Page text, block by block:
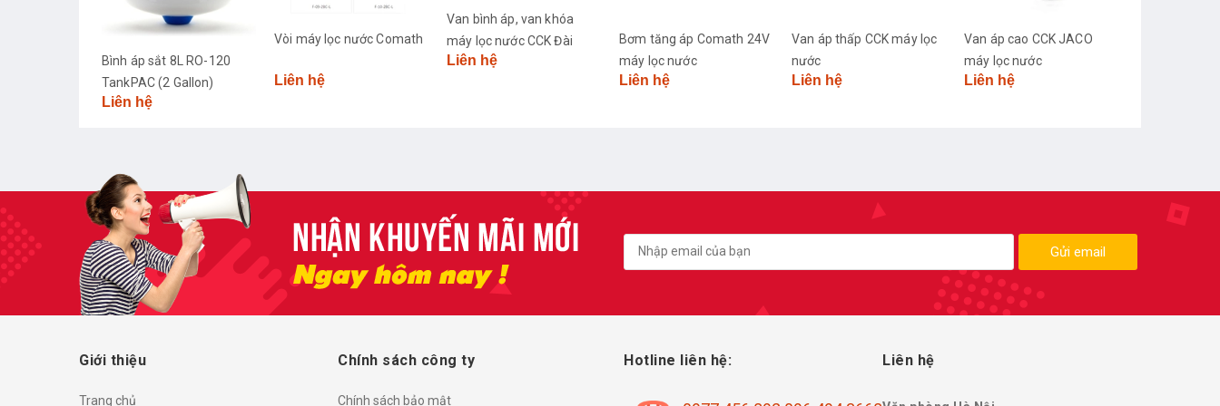
Vòi máy lọc nước Comath
Liên hệ
máy lọc nước CCK Đài
Bơm tăng áp Comath 24V
máy lọc nước
Van áp thấp CCK máy lọc
nước
Liên hệ
Van áp cao CCK JACO
máy lọc nước
Liên hệ
Van điện từ 36v máy lọc
nước
Liên hệ
Gửi email
Giới thiệu
Trang chủ
Chính sách công ty
Chính sách bảo mật
Hotline liên hệ: Liên hệ